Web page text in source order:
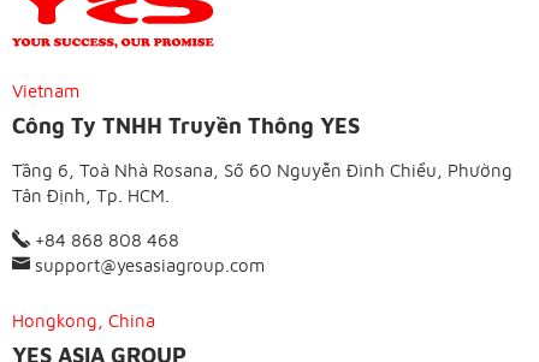
Vietnam
Công Ty TNHH Truyền Thông YES
Tầng 6, Toà Nhà Rosana, Số 60 Nguyễn Đình Chiểu, Phường
Tân Định, Tp. HCM.
+84 868 808 468
support@yesasiagroup.com
Hongkong, China
YES ASIA GROUP